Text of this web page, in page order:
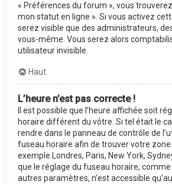
« Préférences du forum », vous
mon statut en ligne ». Si vous activez
serez visible que des administrateurs,
vous-même. Vous serez alors
utilisateur invisible.
Haut
L’heure n’est pas correcte !
Il est possible que l’heure affichée soit
horaire différent du vôtre. Si tel était le
rendre dans le panneau de contrôle de
fuseau horaire afin de trouver votre
exemple Londres, Paris, New York,
que le réglage du fuseau horaire,
autres paramètres, n’est accessible